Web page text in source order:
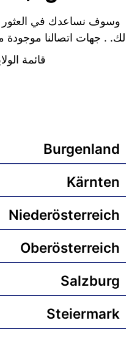
وسوف نساعدك في العثور
لك. . جهات اتصالنا موجودة
قائمة
Burgenland
Kärnten
Niederösterreich
Oberösterreich
Salzburg
Steiermark